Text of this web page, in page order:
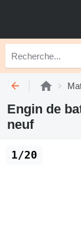
Engin de
neuf
1/20